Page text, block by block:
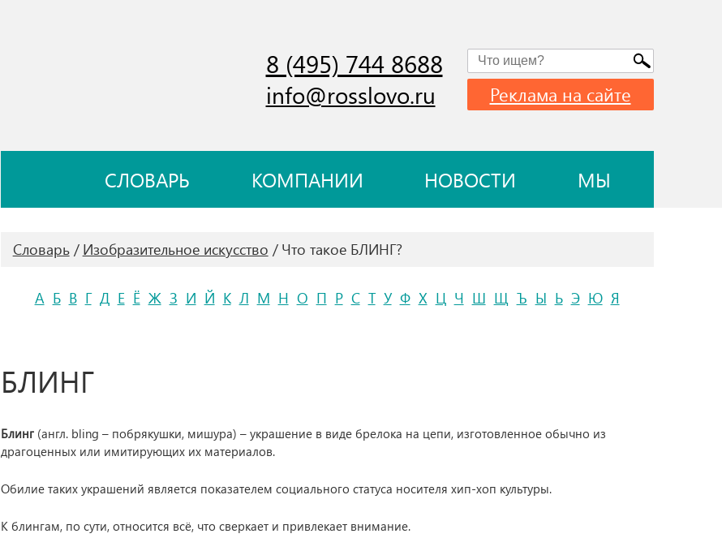
8 (495) 744 8688
info@rosslovo.ru Реклама на сайте
СЛОВАРЬ КОМПАНИИ НОВОСТИ МЫ
Словарь Изобразительное искусство Что такое БЛИНГ?
А Б В Г Д Е Ё Ж З И Й К Л М Н О П Р С Т У Ф Х Ц Ч Ш Щ Ъ Ы Ь Э Ю Я
БЛИНГ
Блинг(англ. bling – побрякушки, мишура) – украшение в виде брелока на цепи, изготовленное обычно из
драгоценных или имитирующих их материалов.
Обилие таких украшений является показателем социального статуса носителя хип-хоп культуры.
К блингам, по сути, относится всё, что сверкает и привлекает внимание.